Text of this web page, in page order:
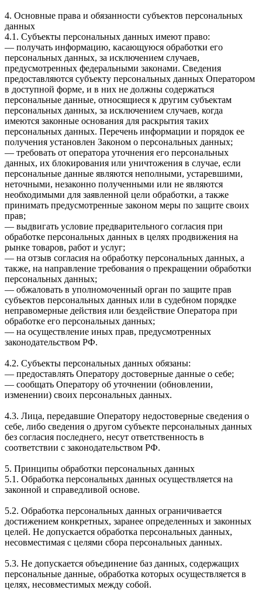
4. Основные права и обязанности субъектов персональных
данных
4.1. Субъекты персональных данных имеют право:
— получать информацию, касающуюся обработки его
персональных данных, за исключением случаев,
предусмотренных федеральными законами. Сведения
предоставляются субъекту персональных данных Оператором
в доступной форме, и в них не должны содержаться
персональные данные, относящиеся к другим субъектам
персональных данных, за исключением случаев, когда
имеются законные основания для раскрытия таких
персональных данных. Перечень информации и порядок ее
получения установлен Законом о персональных данных;
— требовать от оператора уточнения его персональных
данных, их блокирования или уничтожения в случае, если
персональные данные являются неполными, устаревшими,
неточными, незаконно полученными или не являются
необходимыми для заявленной цели обработки, а также
принимать предусмотренные законом меры по защите своих
прав;
— выдвигать условие предварительного согласия при
обработке персональных данных в целях продвижения на
рынке товаров, работ и услуг;
— на отзыв согласия на обработку персональных данных, а
также, на направление требования о прекращении обработки
персональных данных;
— обжаловать в уполномоченный орган по защите прав
субъектов персональных данных или в судебном порядке
неправомерные действия или бездействие Оператора при
обработке его персональных данных;
— на осуществление иных прав, предусмотренных
законодательством РФ.
4.2. Субъекты персональных данных обязаны:
— предоставлять Оператору достоверные данные о себе;
— сообщать Оператору об уточнении (обновлении,
изменении) своих персональных данных.
4.3. Лица, передавшие Оператору недостоверные сведения о
себе, либо сведения о другом субъекте персональных данных
без согласия последнего, несут ответственность в
соответствии с законодательством РФ.
5. Принципы обработки персональных данных
5.1. Обработка персональных данных осуществляется на
законной и справедливой основе.
5.2. Обработка персональных данных ограничивается
достижением конкретных, заранее определенных и законных
целей. Не допускается обработка персональных данных,
несовместимая с целями сбора персональных данных.
5.3. Не допускается объединение баз данных, содержащих
персональные данные, обработка которых осуществляется в
целях, несовместимых между собой.